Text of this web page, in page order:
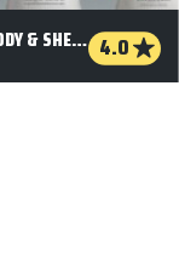
HR. PEABODY & SHERMAN - ORG. VERS. - 3 D 4.0